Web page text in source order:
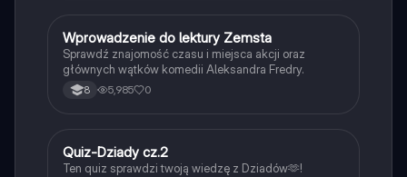
WJęzyk polski
Wprowadzenie do lektury Zemsta
Sprawdź znajomość czasu i miejsca akcji oraz
głównych wątków komedii Aleksandra Fredry.
8 5,985 0
QJęzyk polski
Quiz-Dziady cz.2
Ten quiz sprawdzi twoją wiedzę z Dziadów🫶!